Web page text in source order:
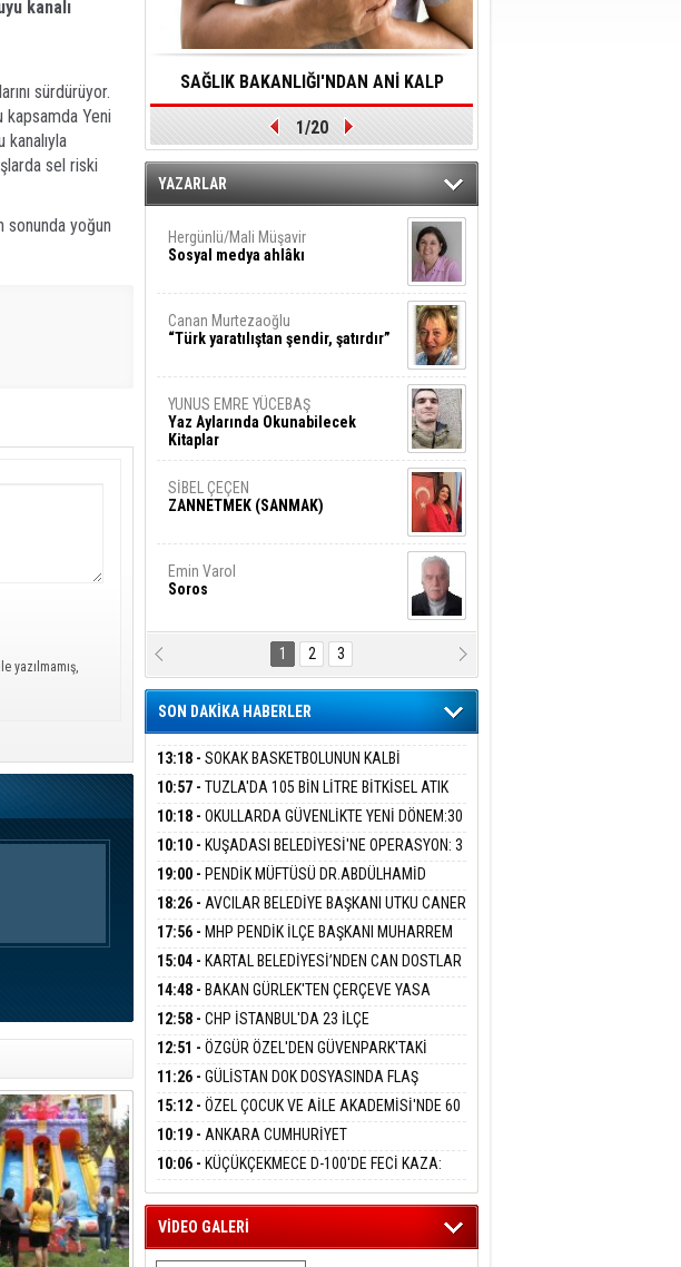
kanalı
sürdürüyor.
kapsamda Yeni
kanalıyla
sel riski
sonunda yoğun
yazılmamış,
SAĞLIK BAKANLIĞI'NDAN ANİ KALP
DURMALARINA HIZLI MÜDAHALE
EDİLMESİNE YÖNELİK ÖNLENMESİ İÇİN
ÖNEMLİ ADIM
1/20
YAZARLAR
Hergünlü/Mali Müşavir
Sosyal medya ahlâkı
Canan Murtezaoğlu
“Türk yaratılıştan şendir, şatırdır”
YUNUS EMRE YÜCEBAŞ
Yaz Aylarında Okunabilecek
Kitaplar
SİBEL ÇEÇEN
ZANNETMEK (SANMAK)
Emin Varol
Soros
Karanlık DNA Kuşaklararası
Şiddetin Biyolojik Faturası
Şiyar Adıyaman
Ben Bu Sahaya Sığmazam
Hasan Ali Çölük
Bir Satırın İçindeki İnsan
Ezgi Kılıç
SİVAS: ATEŞE ATILAN VİCDAN
BARIŞ BAŞARSLAN
ADANMAK
Meltem Kaynas
AFFETMEYECEĞİM!
1 2 3
SON DAKİKA HABERLER
13:18 - SOKAK BASKETBOLUNUN KALBİ
ÜMRANİYE’DE ATACAK
10:57 - TUZLA'DA 105 BİN LİTRE BİTKİSEL ATIK
YAĞ TOPLANDI
10:18 - OKULLARDA GÜVENLİKTE YENİ DÖNEM:30
BİN PERSONEL ALINACAK DEDEKTÖRLÜ ARAMA
GELİYOR
10:10 - KUŞADASI BELEDİYESİ'NE OPERASYON: 3
DALGADA 15 GÖZALTI
19:00 - PENDİK MÜFTÜSÜ DR.ABDÜLHAMİD
PEHLİVAN BASIN MENSUPLARINI AĞIRLADI
18:26 - AVCILAR BELEDİYE BAŞKANI UTKU CANER
ÇANKAYA HAKKINDA TAHLİYE KARARI
17:56 - MHP PENDİK İLÇE BAŞKANI MUHARREM
KIR KARTAL ORDULULAR DERNEĞİ HEYETİNİ
AĞIRLADI
15:04 - KARTAL BELEDİYESİ’NDEN CAN DOSTLAR
İÇİN DEV YATIRIM!
14:48 - BAKAN GÜRLEK'TEN ÇERÇEVE YASA
AÇIKLAMASI:''KIRMIZI ÇİZGİMİZ ŞEHİT AİLELERİ
VE GAZİLERİMİZİN HASSASİYETİDİR''
12:58 - CHP İSTANBUL'DA 23 İLÇE
BAŞKANLIĞI'NDA ATAMALAR GERÇEKLEŞTİ
12:51 - ÖZGÜR ÖZEL'DEN GÜVENPARK'TAKİ
GAZİLERE DESTEK:''SONUÇ ALANA KADAR
ARKANIZDAYIZ''
11:26 - GÜLİSTAN DOK DOSYASINDA FLAŞ
GELİŞME: 2 DALGIÇ DELİL KARARTMA
SUÇLAMASIYLA TUTUTKLANDI
15:12 - ÖZEL ÇOCUK VE AİLE AKADEMİSİ'NDE 60
ÇOCUĞA HİZMET VERİLDİ
10:19 - ANKARA CUMHURİYET
BAŞSAVCILIĞINDAN ÖZGÜR ÖZEL VE VELİ
AĞBABA HAKKINDA FEZLEKE
10:06 - KÜÇÜKÇEKMECE D-100'DE FECİ KAZA:
OTOMOBİL İETT OTOBÜSÜNE ÇARPTI 3 KİŞİ
HAYATINI KAYBETTİ
VİDEO GALERİ